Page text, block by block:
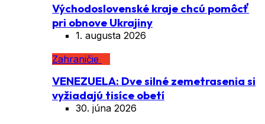
Východoslovenské kraje chcú pomôcť
pri obnove Ukrajiny
1. augusta 2026
Zahraničie
VENEZUELA: Dve silné zemetrasenia si
vyžiadajú tisíce obetí
30. júna 2026